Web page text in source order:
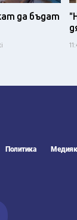
да бъдат
Политика